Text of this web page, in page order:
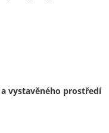
vystavěného prostředí